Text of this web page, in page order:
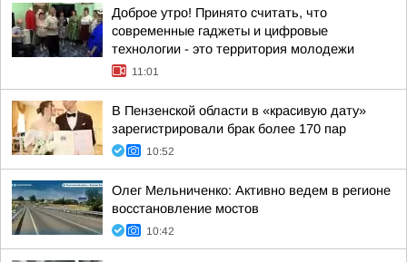
Доброе утро! Принято считать, что
современные гаджеты и цифровые
технологии - это территория молодежи
11:01
В Пензенской области в «красивую дату»
зарегистрировали брак более 170 пар
10:52
Олег Мельниченко: Активно ведем в регионе
восстановление мостов
10:42